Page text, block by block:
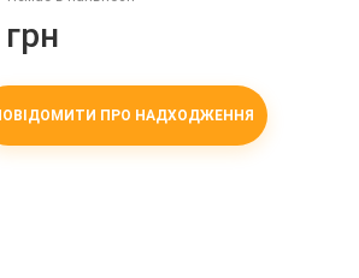
ПРО НАДХОДЖЕННЯ